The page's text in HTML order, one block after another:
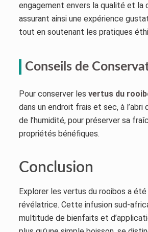
engagement envers la qualité et la
assurant ainsi une expérience
tout en soutenant les pratiques
Conseils de
Pour conserver les vertus du
dans un endroit frais et sec, à l’abri
de l’humidité, pour préserver sa
propriétés bénéfiques.
Conclusion
Explorer les vertus du rooibos a
révélatrice. Cette infusion sud-
multitude de bienfaits et